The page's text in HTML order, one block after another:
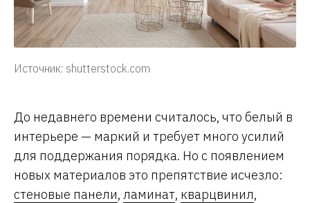
Источник: shutterstock.com
До недавнего времени считалось, что белый в
интерьере — маркий и требует много усилий
для поддержания порядка. Но с появлением
новых материалов это препятствие исчезло:
стеновые панели, ламинат, кварцвинил,